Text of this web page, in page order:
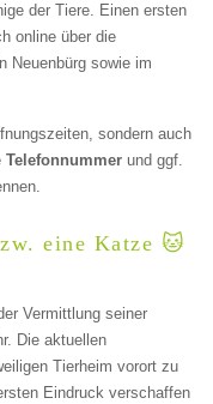
der Tiere. Einen ersten
online über die
Neuenbürg sowie im
sondern auch
Telefonnummer und ggf.
eine Katze 🐱
Vermittlung seiner
Die aktuellen
Tierheim vorort zu
Eindruck verschaffen